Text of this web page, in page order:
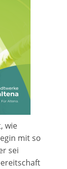
wie
mit so
sei